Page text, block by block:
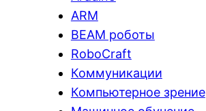
ARM
BEAM роботы
RoboCraft
Коммуникации
Компьютерное зрение